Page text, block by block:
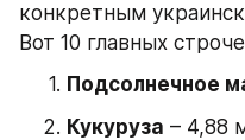
конкретным
Вот 10 главных
Подсолнечное
Кукуруза – 4,88